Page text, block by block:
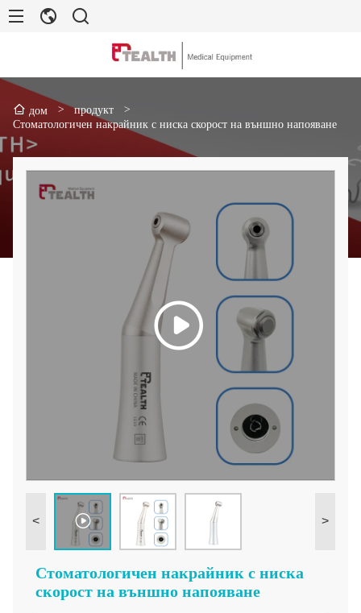
дом > продукт
>
Стоматологичен накрайник с ниска скорост на външно напояване
< >
Стоматологичен накрайник с ниска
скорост на външно напояване